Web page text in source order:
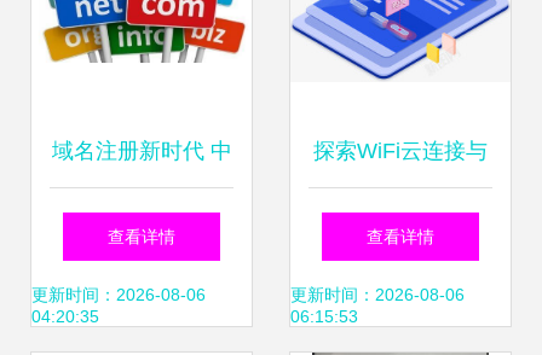
制
域名注册新时代 中
英文域名均可行，
国际互联呈现多元
查看详情
更新时间：2026-08-06
04:20:35
探索WiFi云连接与
互联网图标免费下
载资源 聚焦域名注
查看详情
更新时间：2026-08-06
06:15:53